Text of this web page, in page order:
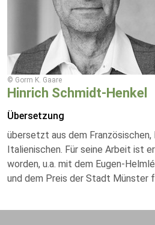
© Gorm K. Gaare
Hinrich Schmidt-Henkel
Übersetzung
übersetzt aus dem Französischen,
Italienischen. Für seine Arbeit ist
worden, u.a. mit dem Eugen-
und dem Preis der Stadt Münster